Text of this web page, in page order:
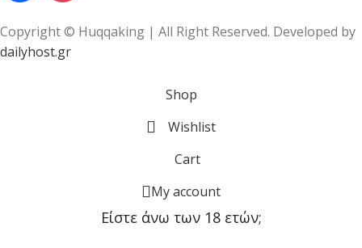
Copyright © Huqqaking | All Right Reserved. Developed by
dailyhost.gr
Shop
Wishlist
Cart
My account
Είστε άνω των 18 ετών;